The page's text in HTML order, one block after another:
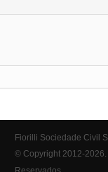
Fiorilli Sociedade Civil
© Copyright 2012-2026.